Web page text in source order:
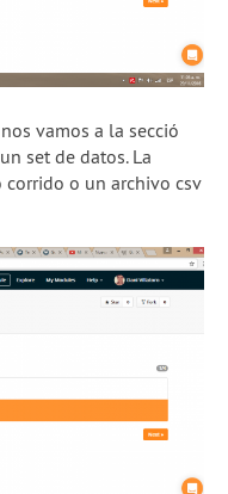
vamos a la secció
set de datos. La
o un archivo csv